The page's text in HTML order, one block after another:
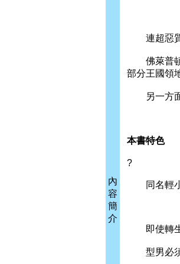
內
容
簡
介
連超惡質
佛萊普頓
部分王國領
另一方面
本書特色
?
同名輕小
即使轉生
型男必須